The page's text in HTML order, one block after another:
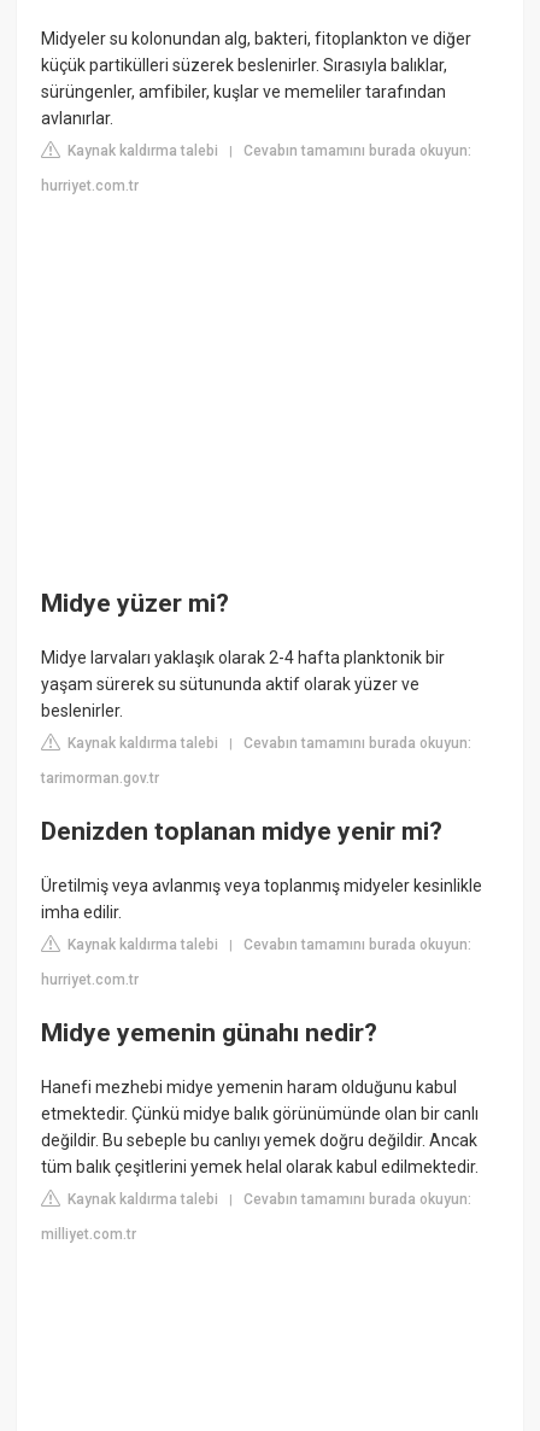
Midyeler su kolonundan alg, bakteri, fitoplankton ve diğer
küçük partikülleri süzerek beslenirler. Sırasıyla balıklar,
sürüngenler, amfibiler, kuşlar ve memeliler tarafından
avlanırlar.
Kaynak kaldırma talebi |Cevabın tamamını burada okuyun:
hurriyet.com.tr
Midye yüzer mi?
Midye larvaları yaklaşık olarak 2-4 hafta planktonik bir
yaşam sürerek su sütununda aktif olarak yüzer ve
beslenirler.
Kaynak kaldırma talebi |Cevabın tamamını burada okuyun:
tarimorman.gov.tr
Denizden toplanan midye yenir mi?
Üretilmiş veya avlanmış veya toplanmış midyeler kesinlikle
imha edilir.
Kaynak kaldırma talebi |Cevabın tamamını burada okuyun:
hurriyet.com.tr
Midye yemenin günahı nedir?
Hanefi mezhebi midye yemenin haram olduğunu kabul
etmektedir. Çünkü midye balık görünümünde olan bir canlı
değildir. Bu sebeple bu canlıyı yemek doğru değildir. Ancak
tüm balık çeşitlerini yemek helal olarak kabul edilmektedir.
Kaynak kaldırma talebi |Cevabın tamamını burada okuyun:
milliyet.com.tr